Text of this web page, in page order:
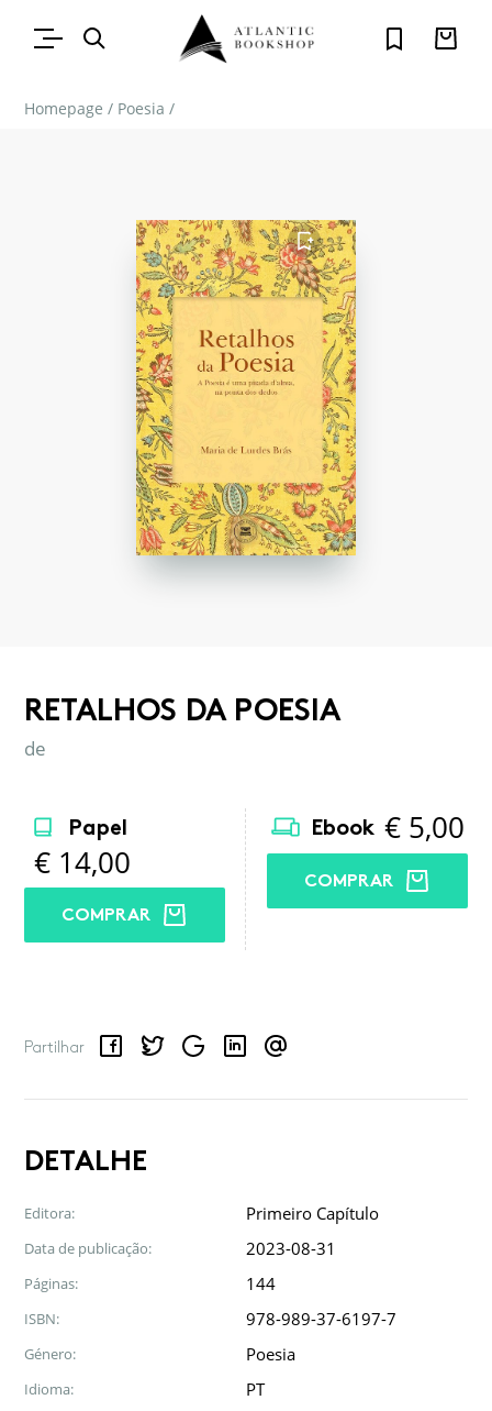
Homepage / Poesia /
FAVORITO
RETALHOS DA POESIA
de
Papel
€ 14,00
COMPRAR
Ebook € 5,00
COMPRAR
Partilhar
FacebookTwitterGoogle LinkedInEmail
DETALHE
Editora: Primeiro Capítulo
Data de publicação: 2023-08-31
Páginas: 144
ISBN: 978-989-37-6197-7
Género: Poesia
Idioma: PT